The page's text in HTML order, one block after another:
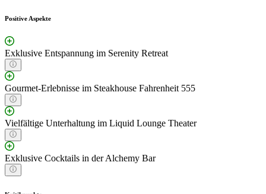
Positive Aspekte
Exklusive Entspannung im Serenity Retreat
Gourmet-Erlebnisse im Steakhouse Fahrenheit 555
Vielfältige Unterhaltung im Liquid Lounge Theater
Exklusive Cocktails in der Alchemy Bar